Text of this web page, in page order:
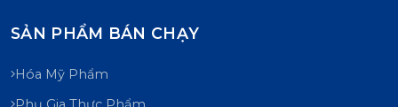
SẢN PHẨM BÁN CHẠY
Hóa Mỹ Phẩm